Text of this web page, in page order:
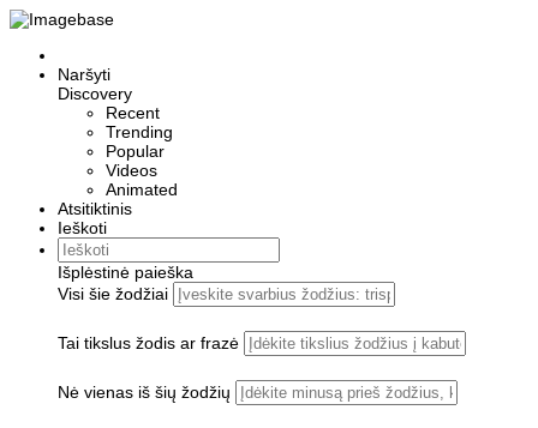
Naršyti
Discovery
Recent
Trending
Popular
Videos
Animated
Atsitiktinis
Ieškoti
Išplėstinė paieška
Visi šie žodžiai
Tai tikslus žodis ar frazė
Nė vienas iš šių žodžių